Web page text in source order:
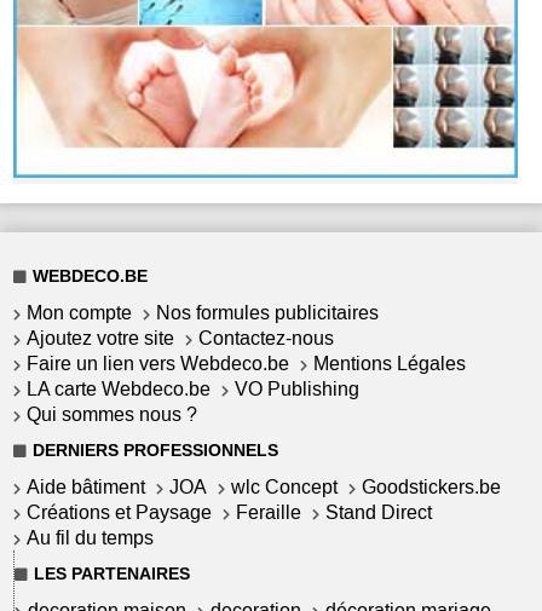
WEBDECO.BE
Mon compte
Nos formules publicitaires
Ajoutez votre site
Contactez-nous
Faire un lien vers Webdeco.be
Mentions Légales
LA carte Webdeco.be
VO Publishing
Qui sommes nous ?
DERNIERS PROFESSIONNELS
Aide bâtiment JOA wlc Concept
Goodstickers.be
Créations et Paysage
Feraille
Stand Direct
Au fil du temps
LES PARTENAIRES